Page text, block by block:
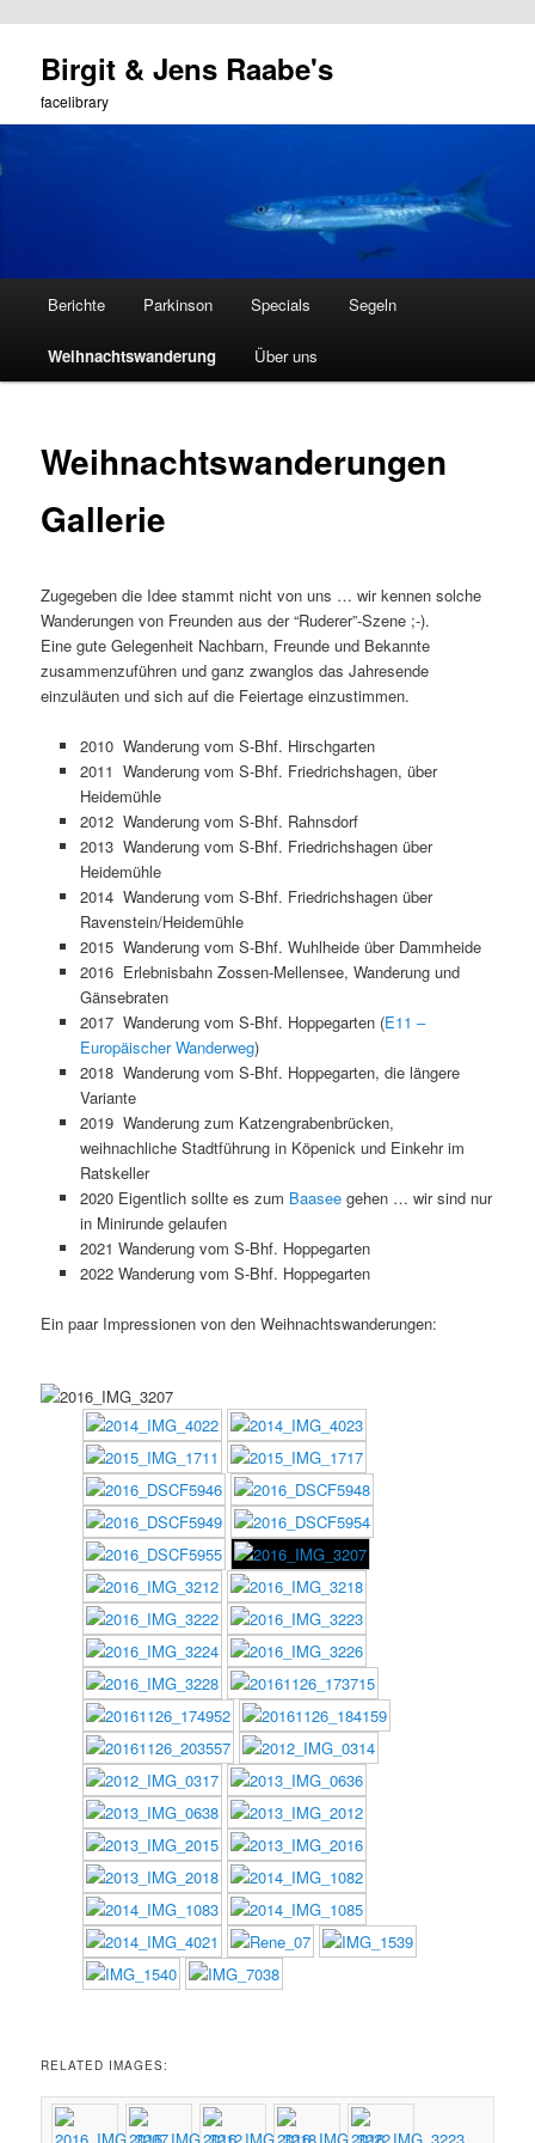
primären
springen
Birgit & Jens Raabe's
facelibrary
Berichte Parkinson Specials Segeln
Weihnachtswanderung Über uns
Weihnachtswanderungen
Gallerie
Zugegeben die Idee stammt nicht von uns … wir kennen solche
Wanderungen von Freunden aus der “Ruderer”-Szene ;-).
Eine gute Gelegenheit Nachbarn, Freunde und Bekannte
zusammenzuführen und ganz zwanglos das Jahresende
einzuläuten und sich auf die Feiertage einzustimmen.
2010 Wanderung vom S-Bhf. Hirschgarten
2011 Wanderung vom S-Bhf. Friedrichshagen, über
Heidemühle
2012 Wanderung vom S-Bhf. Rahnsdorf
2013 Wanderung vom S-Bhf. Friedrichshagen über
Heidemühle
2014 Wanderung vom S-Bhf. Friedrichshagen über
Ravenstein/Heidemühle
2015 Wanderung vom S-Bhf. Wuhlheide über Dammheide
2016 Erlebnisbahn Zossen-Mellensee, Wanderung und
Gänsebraten
2017 Wanderung vom S-Bhf. Hoppegarten (E11 –
Europäischer Wanderweg)
2018 Wanderung vom S-Bhf. Hoppegarten, die längere
Variante
2019 Wanderung zum Katzengrabenbrücken,
weihnachliche Stadtführung in Köpenick und Einkehr im
Ratskeller
2020 Eigentlich sollte es zum Baaseegehen … wir sind nur
in Minirunde gelaufen
2021 Wanderung vom S-Bhf. Hoppegarten
2022 Wanderung vom S-Bhf. Hoppegarten
Ein paar Impressionen von den Weihnachtswanderungen:
RELATED IMAGES: